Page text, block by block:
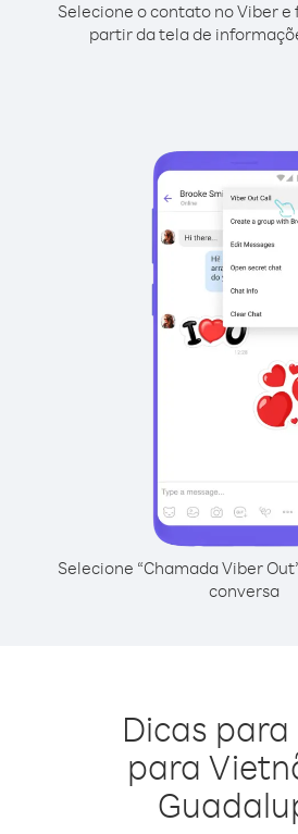
Selecione o contato no Viber e
partir da tela de
Selecione “Chamada Viber
conversa
Dicas
para